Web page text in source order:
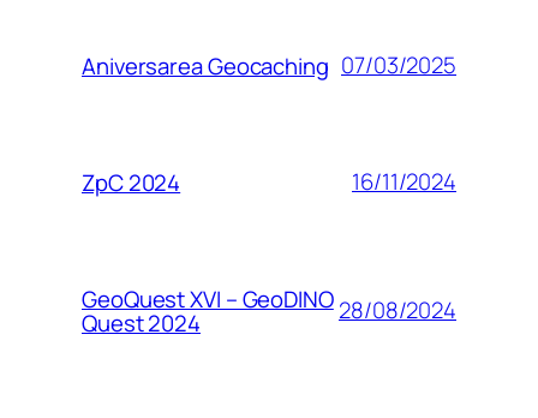
Aniversarea Geocaching 07/03/2025
ZpC 2024 16/11/2024
GeoQuest XVI – GeoDINO
Quest 2024 28/08/2024